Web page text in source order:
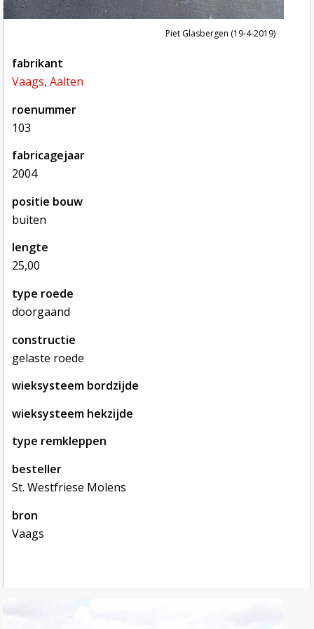
Piet Glasbergen (19-4-2019)
fabrikant
Vaags, Aalten
roenummer
103
fabricagejaar
2004
positie bouw
buiten
lengte
25,00
type roede
doorgaand
constructie
gelaste roede
wieksysteem bordzijde
wieksysteem hekzijde
type remkleppen
besteller
St. Westfriese Molens
bron